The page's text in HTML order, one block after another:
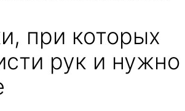
при которых
рук и нужно